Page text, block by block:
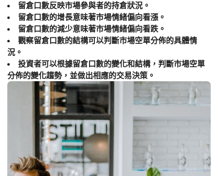
留倉口數反映市場參與者的持倉狀況。
留倉口數的增長意味著市場情緒偏向看漲。
留倉口數的減少意味著市場情緒偏向看跌。
觀察留倉口數的結構可以判斷市場空單分佈的具體情
況。
投資者可以根據留倉口數的變化和結構，判斷市場空單
分佈的變化趨勢，並做出相應的交易決策。